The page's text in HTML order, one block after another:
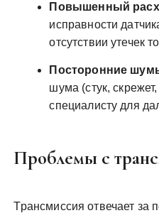
Повышенный
исправности
отсутствии утечек
Посторонние
шума (стук,
специалисту для
Проблемы с
Трансмиссия отвечает за